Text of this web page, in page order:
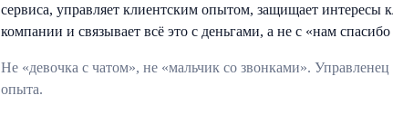
сервиса, управляет клиентским опытом, защищает интересы
компании и связывает всё это с деньгами, а не с «нам спасибо
Не «девочка с чатом», не «мальчик со звонками». Управленец
опыта.